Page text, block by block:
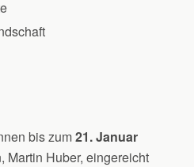
bis zum21. Januar
Martin Huber, eingereicht